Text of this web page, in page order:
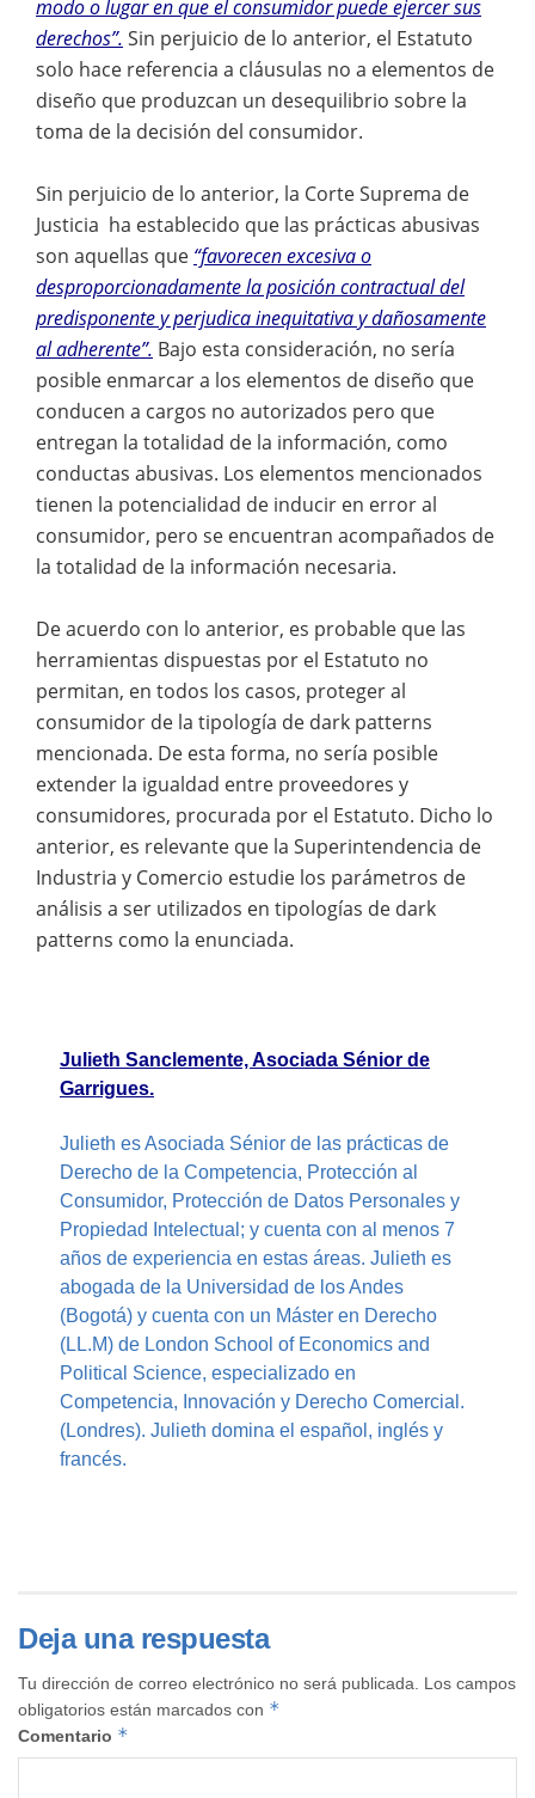
modo o lugar en que el consumidor puede ejercer sus
derechos”. Sin perjuicio de lo anterior, el Estatuto
solo hace referencia a cláusulas no a elementos de
diseño que produzcan un desequilibrio sobre la
toma de la decisión del consumidor.
Sin perjuicio de lo anterior, la Corte Suprema de
Justicia ha establecido que las prácticas abusivas
son aquellas que “favorecen excesiva o
desproporcionadamente la posición contractual del
predisponente y perjudica inequitativa y dañosamente
al adherente”. Bajo esta consideración, no sería
posible enmarcar a los elementos de diseño que
conducen a cargos no autorizados pero que
entregan la totalidad de la información, como
conductas abusivas. Los elementos mencionados
tienen la potencialidad de inducir en error al
consumidor, pero se encuentran acompañados de
la totalidad de la información necesaria.
De acuerdo con lo anterior, es probable que las
herramientas dispuestas por el Estatuto no
permitan, en todos los casos, proteger al
consumidor de la tipología de dark patterns
mencionada. De esta forma, no sería posible
extender la igualdad entre proveedores y
consumidores, procurada por el Estatuto. Dicho lo
anterior, es relevante que la Superintendencia de
Industria y Comercio estudie los parámetros de
análisis a ser utilizados en tipologías de dark
patterns como la enunciada.
Julieth Sanclemente, Asociada Sénior de
Garrigues.
Julieth es Asociada Sénior de las prácticas de
Derecho de la Competencia, Protección al
Consumidor, Protección de Datos Personales y
Propiedad Intelectual; y cuenta con al menos 7
años de experiencia en estas áreas. Julieth es
abogada de la Universidad de los Andes
(Bogotá) y cuenta con un Máster en Derecho
(LL.M) de London School of Economics and
Political Science, especializado en
Competencia, Innovación y Derecho Comercial.
(Londres). Julieth domina el español, inglés y
francés.
Deja una respuesta
Tu dirección de correo electrónico no será publicada.
Los campos
obligatorios están marcados con *
Comentario *